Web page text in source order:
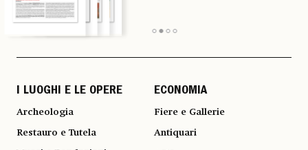
I LUOGHI E LE OPERE
Archeologia
Restauro e Tutela
ECONOMIA
Fiere e Gallerie
Antiquari